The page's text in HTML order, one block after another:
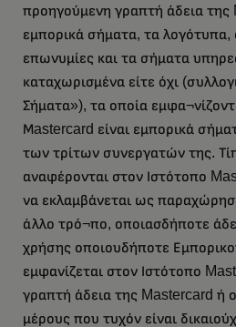
προηγούμενη γραπτή άδεια της
εμπορικά σήματα, τα λογότυπα,
επωνυμίες και τα σήματα
καταχωρισμένα είτε όχι
Σήματα»), τα οποία
Μastercard είναι εμπορικά
των τρίτων συνεργατών της.
αναφέρονται στον Ιστότοπο
να εκλαμβάνεται ως
άλλο τρό¬πο, οποιασδήποτε
χρήσης οποιουδήποτε
εμφανίζεται στον Ιστότοπο
γραπτή άδεια της Mastercard ή
μέρους που τυχόν είναι